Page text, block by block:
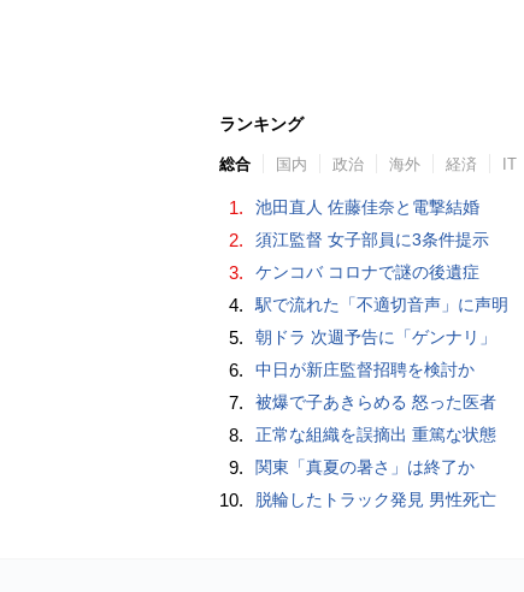
ランキング
総合 国内 政治 海外 経済 IT
1. 池田直人 佐藤佳奈と電撃結婚
2. 須江監督 女子部員に3条件提示
3. ケンコバ コロナで謎の後遺症
4. 駅で流れた「不適切音声」に声明
5. 朝ドラ 次週予告に「ゲンナリ」
6. 中日が新庄監督招聘を検討か
7. 被爆で子あきらめる 怒った医者
8. 正常な組織を誤摘出 重篤な状態
9. 関東「真夏の暑さ」は終了か
10. 脱輪したトラック発見 男性死亡